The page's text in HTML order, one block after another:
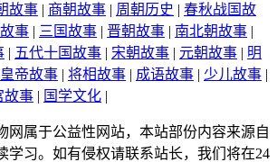
故事 | 商朝故事 | 周朝历史 | 春秋战国故
事 | 三国故事 | 晋朝故事 | 南北朝故事 |
| 五代十国故事 | 宋朝故事 | 元朝故事 | 明
皇帝故事 | 将相故事 | 成语故事 | 少儿故事 |
故事 | 国学文化 |
网属于公益性网站，本站部份内容来源自
学习。如有侵权请联系站长，我们将在24